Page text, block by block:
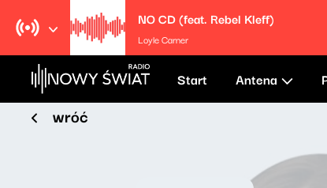
NO CD (feat. Rebel Kleff)
Loyle Carner
Start Antena
wróć